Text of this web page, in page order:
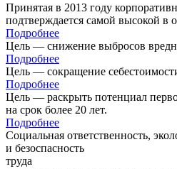
Принятая в 2013 году
подтверждается самой высокой в
Подробнее
Цель — снижение выбросов
Подробнее
Цель — сокращение
Подробнее
Цель — раскрыть потенциал
на срок более 20 лет.
Подробнее
Социальная ответственность,
и безоспасность
труда